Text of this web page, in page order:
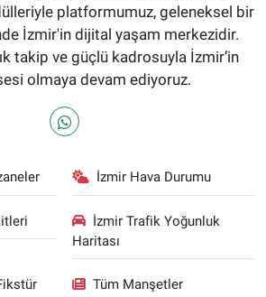
platformumuz, geleneksel bir
İzmir'in dijital yaşam merkezidir.
takip ve güçlü kadrosuyla İzmir’in
olmaya devam ediyoruz.
İzmir Hava Durumu
İzmir Trafik Yoğunluk
Haritası
Tüm Manşetler